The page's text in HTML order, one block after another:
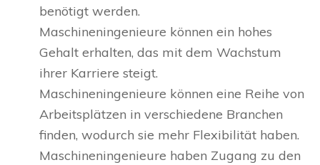
benötigt werden.
Maschineningenieure können ein hohes
Gehalt erhalten, das mit dem Wachstum
ihrer Karriere steigt.
Maschineningenieure können eine Reihe von
Arbeitsplätzen in verschiedene Branchen
finden, wodurch sie mehr Flexibilität haben.
Maschineningenieure haben Zugang zu den